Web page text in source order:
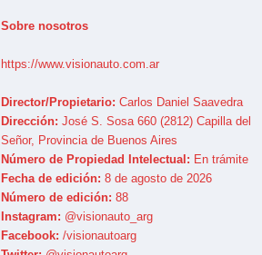
Sobre nosotros
https://www.visionauto.com.ar
Director/Propietario: Carlos Daniel Saavedra
Dirección: José S. Sosa 660 (2812) Capilla del
Señor, Provincia de Buenos Aires
Número de Propiedad Intelectual: En trámite
Fecha de edición: 8 de agosto de 2026
Número de edición: 88
Instagram: @visionauto_arg
Facebook: /visionautoarg